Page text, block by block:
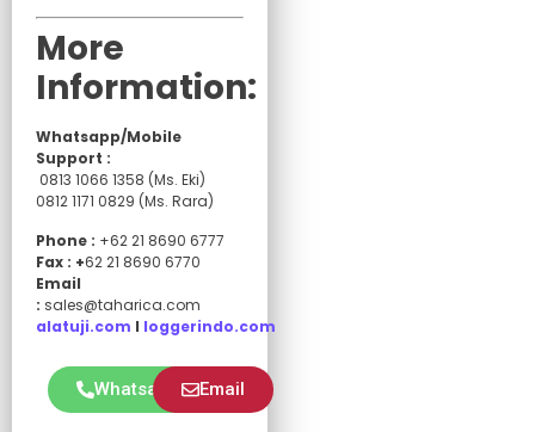
More
Information:
Whatsapp/Mobile
Support :
0813 1066 1358 (Ms. Eki)
0812 1171 0829 (Ms. Rara)
Phone : +62 21 8690 6777
Fax : +62 21 8690 6770
Email
: sales@taharica.com
alatuji.com I loggerindo.com
Whatsapp Email